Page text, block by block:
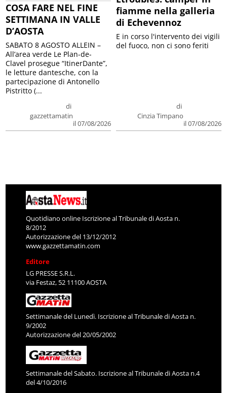
COSA FARE NEL FINE
SETTIMANA IN VALLE
D’AOSTA
di
gazzettamatin
il 07/08/2026
SABATO 8 AGOSTO ALLEIN –
All’area verde Le Plan-de-
Clavel prosegue “ItinerDante”,
le letture dantesche, con la
partecipazione di Antonello
Pistritto (...
fiamme nella galleria
di Echevennoz
di
Cinzia Timpano
il 07/08/2026
E in corso l'intervento dei vigili
del fuoco, non ci sono feriti
Quotidiano online Iscrizione al Tribunale di Aosta n.
8/2012
Autorizzazione del 13/12/2012
www.gazzettamatin.com
Editore
LG PRESSE S.R.L.
via Festaz, 52 11100 AOSTA
Settimanale del Lunedì. Iscrizione al Tribunale di Aosta n.
9/2002
Autorizzazione del 20/05/2002
Settimanale del Sabato. Iscrizione al Tribunale di Aosta n.4
del 4/10/2016